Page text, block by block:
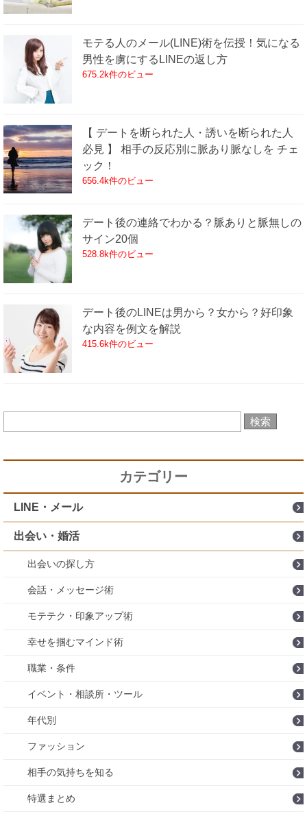
モテる人のメール(LINE)術を伝授！気になる
男性を虜にするLINEの返し方
675.2k件のビュー
【 デートを断られた人・誘いを断られた人
必見 】 相手の反応別に脈あり脈なしを チェ
ック！
656.4k件のビュー
デート後の連絡でわかる？脈ありと脈無しの
サイン20個
528.8k件のビュー
デート後のLINEは男から？女から？好印象
な内容を例文を解説
415.6k件のビュー
カテゴリー
LINE・メール
出会い・婚活
出会いの探し方
会話・メッセージ術
モテテク・印象アップ術
幸せを掴むマインド術
職業・条件
イベント・相談所・ツール
年代別
ファッション
相手の気持ちを知る
特選まとめ